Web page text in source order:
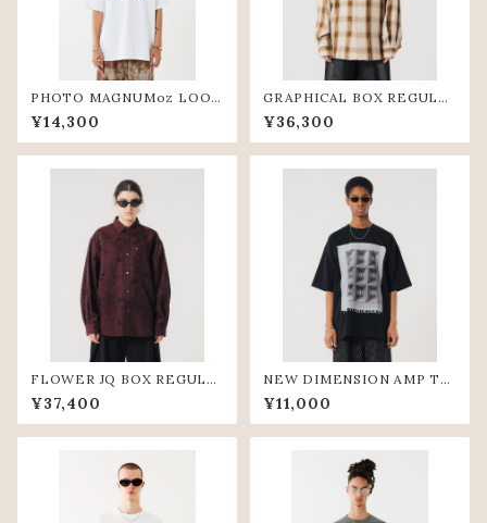
PHOTO MAGNUMoz LOOS
E TEE(WHT)
¥14,300
GRAPHICAL BOX REGULA
R SHIRTS (BGE)
¥36,300
FLOWER JQ BOX REGULA
R SHIRTS (WIN)
¥37,400
NEW DIMENSION AMP TE
E (BLK)
¥11,000